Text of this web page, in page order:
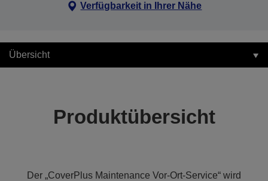
Verfügbarkeit in Ihrer Nähe
Übersicht
Produktübersicht
Der „CoverPlus Maintenance Vor-Ort-Service“ wird